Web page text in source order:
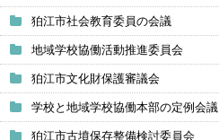
狛江市社会教育委員の会議
地域学校協働活動推進委員会
狛江市文化財保護審議会
学校と地域学校協働本部の定例会議
狛江市古墳保存整備検討委員会